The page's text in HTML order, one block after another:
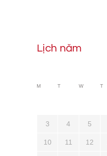
Lịch năm
M T W T
3 4 5
10 11 12